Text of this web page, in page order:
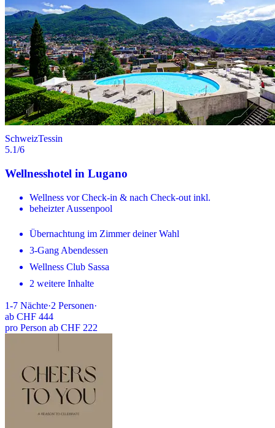
SchweizTessin
5.1/6
Wellnesshotel in Lugano
Wellness vor Check-in & nach Check-out inkl.
beheizter Aussenpool
Übernachtung im Zimmer deiner Wahl
3-Gang Abendessen
Wellness Club Sassa
2 weitere Inhalte
1-7 Nächte·2 Personen·
ab CHF 444
pro Person ab CHF 222